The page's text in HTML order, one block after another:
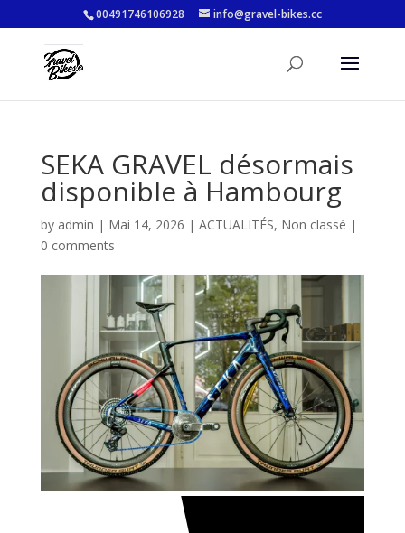
00491746106928 info@gravel-bikes.cc
SEKA GRAVEL désormais
disponible à Hambourg
by admin | Mai 14, 2026 | ACTUALITÉS, Non classé |
0 comments